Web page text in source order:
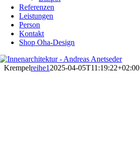
Referenzen
Leistungen
Person
Kontakt
Shop Oha-Design
Krempelreihe1 2025-04-05T11:19:22+02:00